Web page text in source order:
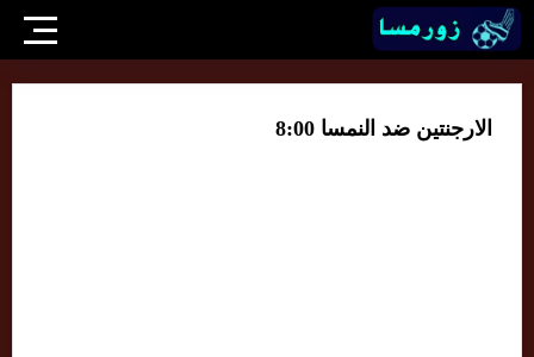
الارجنتين ضد النمسا 8:00